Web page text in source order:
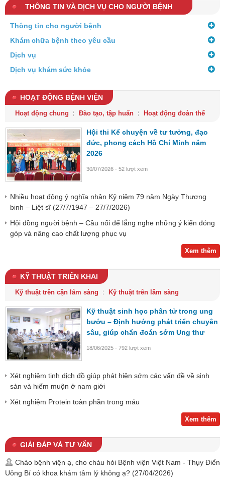
THÔNG TIN VÀ DỊCH VỤ CHO NGƯỜI BỆNH
Thông tin cho người bệnh
Khám chữa bệnh theo yêu cầu
Dịch vụ
Dịch vụ khám sức khỏe
HOẠT ĐỘNG BỆNH VIỆN
Hoạt động chung Đào tạo, tập huấn Hoạt động đoàn thể
Hội thi Kể chuyện về tư tưởng, đạo
đức, phong cách Hồ Chí Minh năm
2026
30/07/2026 - 52 lượt xem
Nhiều hoạt động ý nghĩa nhân Kỷ niệm 79 năm Ngày Thương
binh – Liệt sĩ (27/7/1947 – 27/7/2026)
Hội đồng người bệnh – Cầu nối để lắng nghe những ý kiến đóng
góp và nâng cao chất lượng phục vụ
Xem thêm
KỸ THUẬT TRIỂN KHAI
Kỹ thuật trên cận lâm sàng Kỹ thuật trên lâm sàng
Kỹ thuật sinh học phân tử trong ung
bướu – Định hướng phát triển chuyên
sâu, giúp chẩn đoán sớm Ung thư
18/06/2025 - 792 lượt xem
Xét nghiệm tinh dịch đồ giúp phát hiện sớm các vấn đề về sinh
sản và hiếm muộn ở nam giới
Xét nghiệm Protein toàn phần trong máu
Xem thêm
GIẢI ĐÁP VÀ TƯ VẤN
Chào bệnh viện ạ, cho cháu hỏi Bệnh viện Việt Nam - Thụy Điển
Uông Bí có khoa khám tâm lý không ạ? (27/04/2026)